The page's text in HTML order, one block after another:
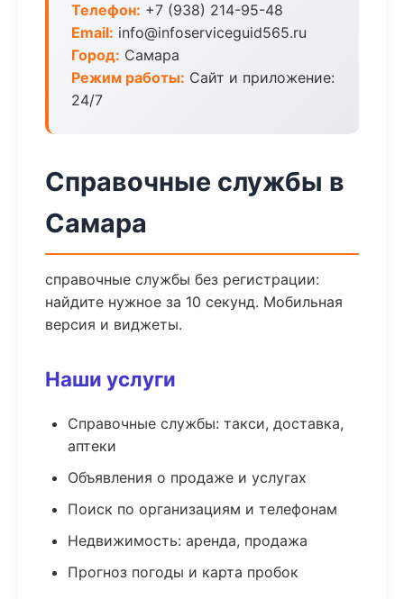
Телефон: +7 (938) 214-95-48
Email: info@infoserviceguid565.ru
Город: Самара
Режим работы: Сайт и приложение:
24/7
Справочные службы в
Самара
справочные службы без регистрации:
найдите нужное за 10 секунд. Мобильная
версия и виджеты.
Наши услуги
Справочные службы: такси, доставка,
аптеки
Объявления о продаже и услугах
Поиск по организациям и телефонам
Недвижимость: аренда, продажа
Прогноз погоды и карта пробок